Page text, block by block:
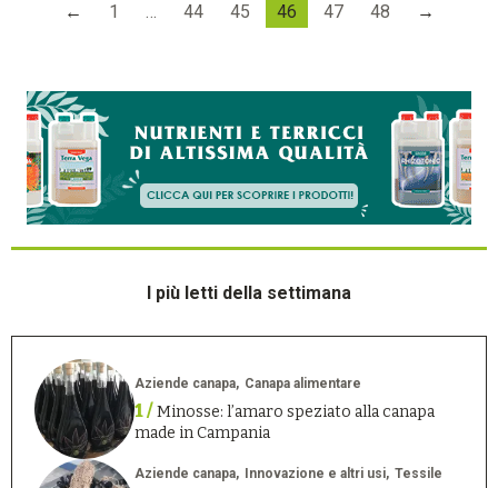
← 1 … 44 45 46 47 48 →
I più letti della settimana
Aziende canapa Canapa alimentare
1 /Minosse: l’amaro speziato alla canapa
made in Campania
Aziende canapa Innovazione e altri usi Tessile